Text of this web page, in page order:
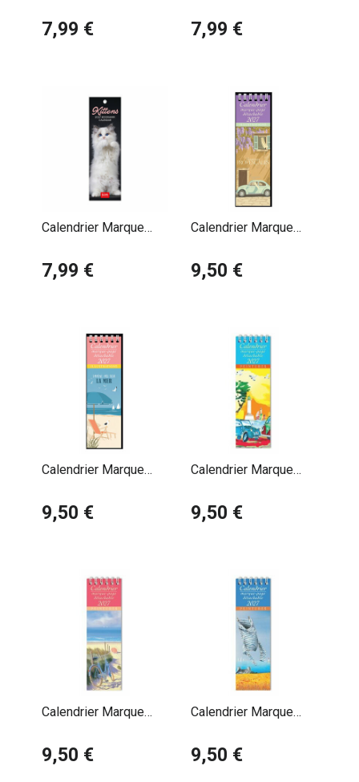
Positives
7,99 €
Dessins Fleurs
7,99 €
Calendrier Marque
Bébés
7,99 €
Calendrier Marque
Route des Vacances
9,50 €
Calendrier Marque
Emmene moi voir la
9,50 €
Calendrier Marque
Océan Charles
9,50 €
Calendrier Marque
Henri Deuil
9,50 €
Calendrier Marque
Bernard Morinay
9,50 €